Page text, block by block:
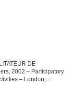
DE
2002 – Participatory
– London,